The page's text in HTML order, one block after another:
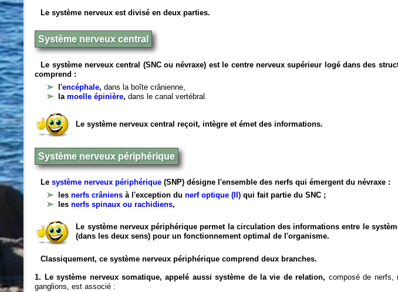
Le système nerveux est divisé en deux parties.
Système nerveux central
Le système nerveux central (SNC ou névraxe) est le centre nerveux supérieur logé dans des
comprend :
l'encéphale,dans la boîte crânienne,
lamoelle épinière,dans le canal vertébral.
Le système nerveux central reçoit, intègre et émet des informations.
Système nerveux périphérique
Lesystème nerveux périphérique (SNP) désigne l'ensemble des nerfs qui émergent du névraxe :
lesnerfs crâniens à l'exception du nerf optique (II) qui fait partie du SNC ;
lesnerfs spinaux ou rachidiens,
Le système nerveux périphérique permet la circulation des informations entre le
(dans les deux sens) pour un fonctionnement optimal de l'organisme.
Classiquement, ce système nerveux périphérique comprend deux branches.
1. Le système nerveux somatique, appelé aussi système de la vie de relation, composé de nerfs,
ganglions, est associé :